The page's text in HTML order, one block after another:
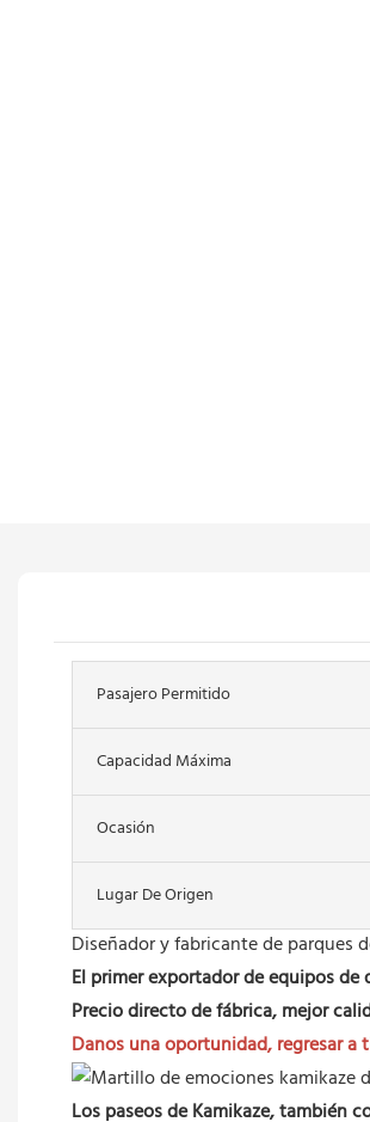
Pasajero Permitido
Capacidad Máxima
Ocasión
Lugar De Origen
Diseñador y fabricante de parques
El primer exportador de equipos
Precio directo de fábrica, mejor
Danos una oportunidad, regresar a
Los paseos de Kamikaze, también